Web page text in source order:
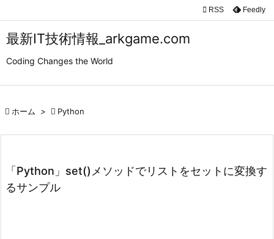
最新IT技術情報_arkgame.com
Coding Changes the World


検索
 RSS Feedly
 ホーム >  Python
「Python」set()メソッドでリストをセットに変換す
るサンプル